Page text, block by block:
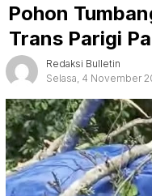
Pohon
Trans Parigi
Redaksi Bulletin
Selasa, 4 November